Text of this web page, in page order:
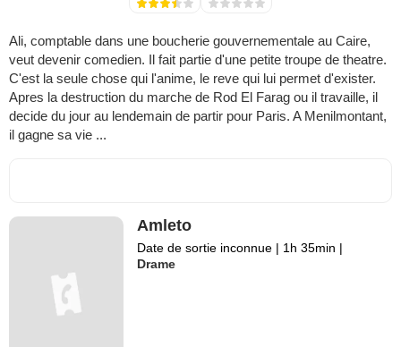
Ali, comptable dans une boucherie gouvernementale au Caire,
veut devenir comedien. Il fait partie d'une petite troupe de theatre.
C'est la seule chose qui l'anime, le reve qui lui permet d'exister.
Apres la destruction du marche de Rod El Farag ou il travaille, il
decide du jour au lendemain de partir pour Paris. A Menilmontant,
il gagne sa vie ...
Amleto
Date de sortie inconnue | 1h 35min |
Drame